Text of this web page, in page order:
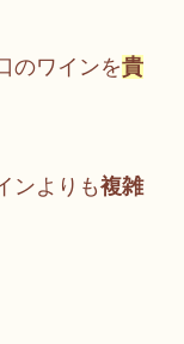
のワインを貴
ンよりも複雑